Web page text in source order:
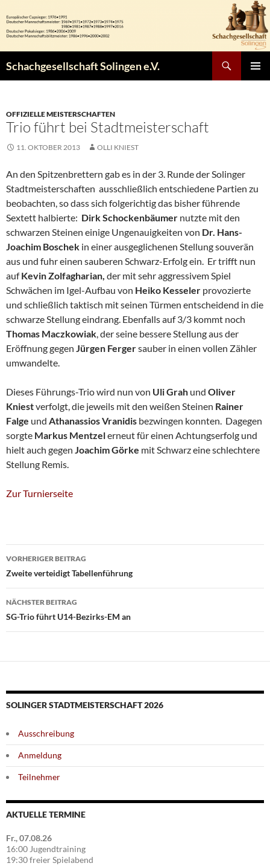
Inhalt
springen
Schachgesellschaft Solingen e.V.
OFFIZIELLE MEISTERSCHAFTEN
Trio führt bei Stadtmeisterschaft
11. OKTOBER 2013 OLLI KNIEST
An den Spitzenbrettern gab es in der 3. Runde der Solinger
Stadtmeisterschaften ausschließlich entschiedene Partien zu
beobachten, so dass sich folgerichtig das bisher führende
Sextett halbierte: Dirk Schockenbäumer nutzte mit den
schwarzen Steinen einige Ungenauigkeiten von Dr. Hans-
Joachim Boschek in einer ausgeglichenen Stellung souverän
aus und fuhr einen sauberen Schwarz-Erfolg ein. Er trifft nun
aufKevin Zolfagharian, der mit sehr aggressivem Spiel
Schwächen im Igel-Aufbau von Heiko Kesseler provozierte
und schließlich taktisch mit seinen Türmen entscheidend in die
schwarze Stellung eindrang. Ebenfalls auf 3/3 kommt noch
Thomas Maczkowiak, der seine bessere Stellung aus der
Eröffnung gegen Jürgen Fergersauber in einen vollen Zähler
umwandelte.
Dieses Führungs-Trio wird nun von Uli Grah und Oliver
Kniestverfolgt, die jeweils mit den weißen Steinen Rainer
Falge und Athanassios Vranidis bezwingen konnten. Dagegen
sorgte Markus Mentzelerneut für einen Achtungserfolg und
hielt auch gegen Joachim Görke mit Schwarz eine schlechtere
Stellung Remis.
Zur Turnierseite
Beitragsnavigation
VORHERIGER BEITRAG
Zweite verteidigt Tabellenführung
NÄCHSTER BEITRAG
SG-Trio führt U14-Bezirks-EM an
SOLINGER STADTMEISTERSCHAFT 2026
Ausschreibung
Anmeldung
Teilnehmer
AKTUELLE TERMINE
Fr., 07.08.26
16:00 Jugendtraining
19:30 freier Spielabend